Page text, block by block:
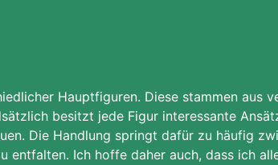
Hauptfiguren. Diese stammen aus
besitzt jede Figur interessante
Die Handlung springt dafür zu häufig
entfalten. Ich hoffe daher auch, dass ich